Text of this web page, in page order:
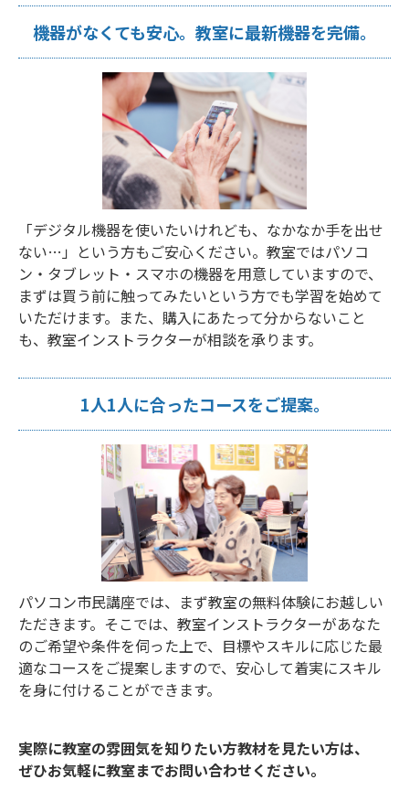
機器がなくても安心。教室に最新機器を完備。
「デジタル機器を使いたいけれども、なかなか手を出せ
ない…」という方もご安心ください。教室ではパソコ
ン・タブレット・スマホの機器を用意していますので、
まずは買う前に触ってみたいという方でも学習を始めて
いただけます。また、購入にあたって分からないこと
も、教室インストラクターが相談を承ります。
1人1人に合ったコースをご提案。
パソコン市民講座では、まず教室の無料体験にお越しい
ただきます。そこでは、教室インストラクターがあなた
のご希望や条件を伺った上で、目標やスキルに応じた最
適なコースをご提案しますので、安心して着実にスキル
を身に付けることができます。
実際に教室の雰囲気を知りたい方教材を見たい方は、
ぜひお気軽に教室までお問い合わせください。